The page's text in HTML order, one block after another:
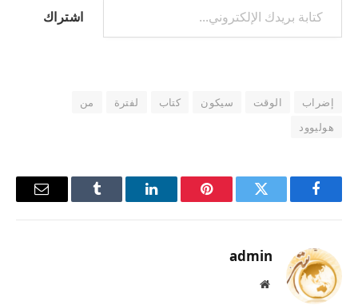
اشتراك
إضراب الوقت سيكون كتاب لفترة
من
هوليوود
فيسبوك تويتر بينتيريستلينكدإن Tumblr
البريد
admin
موقع